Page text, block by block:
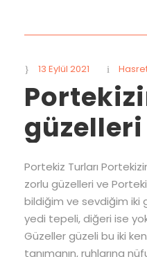
13 Eylül 2021
güzelleri
Portekiz Turları
zorlu güzelleri ve
bildiğim ve sevdiğim iki
yedi tepeli, diğeri ise
Güzeller güzeli bu iki
tanımanın, ruhlarına